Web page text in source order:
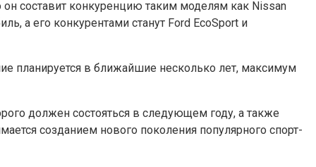
он составит конкуренцию таким моделям как Nissan
а его конкурентами станут Ford EcoSport и
планируется в ближайшие несколько лет, максимум
должен состояться в следующем году, а также
созданием нового поколения популярного спорт-